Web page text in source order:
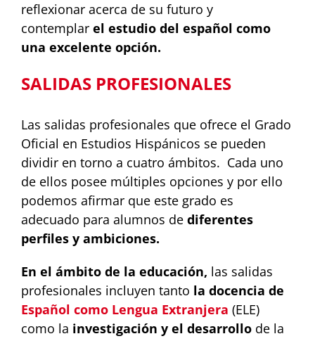
reflexionar acerca de su futuro y
contemplar el estudio del español como
una excelente opción.
SALIDAS PROFESIONALES
Las salidas profesionales que ofrece el Grado
Oficial en Estudios Hispánicos se pueden
dividir en torno a cuatro ámbitos. Cada uno
de ellos posee múltiples opciones y por ello
podemos afirmar que este grado es
adecuado para alumnos de diferentes
perfiles y ambiciones.
En el ámbito de la educación, las salidas
profesionales incluyen tanto la docencia de
Español como Lengua Extranjera (ELE)
como la investigación y el desarrollo de la